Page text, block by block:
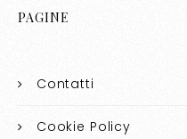
PAGINE
Contatti
Cookie Policy